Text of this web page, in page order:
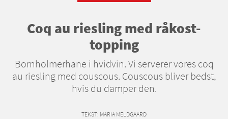
Coq au riesling med råkost-
topping
Bornholmerhane i hvidvin. Vi serverer vores coq
au riesling med couscous. Couscous bliver bedst,
hvis du damper den.
TEKST: MARIA MELDGAARD